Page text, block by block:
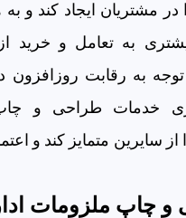
مشتریان ایجاد کند و به
به تعامل و خرید
به رقابت روزافزون
خدمات طراحی و
از سایرین متمایز کند و
چاپ ملزومات